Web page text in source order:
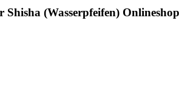
Shisha (Wasserpfeifen) Onlineshop